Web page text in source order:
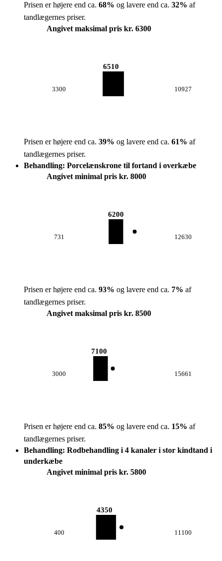
Prisen er højere end ca. 68% og lavere end ca. 32% af
tandlægernes priser.
Angivet maksimal pris kr. 6300
3300
6510
10927
Prisen er højere end ca. 39% og lavere end ca. 61% af
tandlægernes priser.
Behandling: Porcelænskrone til fortand i overkæbe
Angivet minimal pris kr. 8000
731
6200
12630
Prisen er højere end ca. 93% og lavere end ca. 7% af
tandlægernes priser.
Angivet maksimal pris kr. 8500
3000
7100
15661
Prisen er højere end ca. 85% og lavere end ca. 15% af
tandlægernes priser.
Behandling: Rodbehandling i 4 kanaler i stor kindtand i
underkæbe
Angivet minimal pris kr. 5800
400
4350
11100